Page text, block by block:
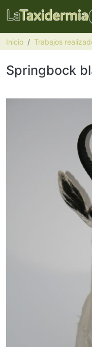
Pasar al contenido
Inicio Trabajos
Springbock